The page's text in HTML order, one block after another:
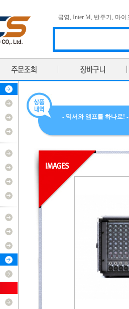
금영, Inter M, 반주기 , 마이
- 믹서와 앰프를 하나로!